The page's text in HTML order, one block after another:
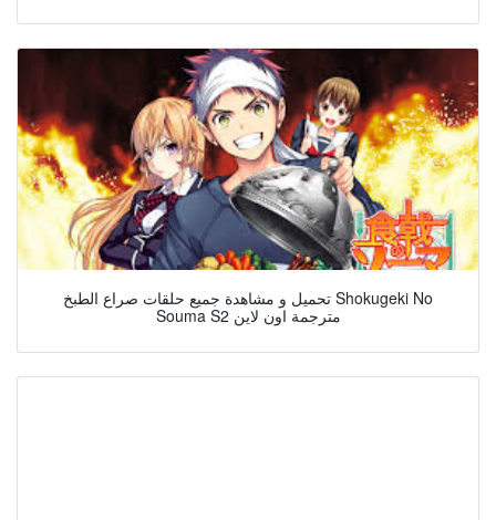
تحميل و مشاهدة جميع حلقات صراع الطبخ Shokugeki No
Souma S2 مترجمة اون لاين